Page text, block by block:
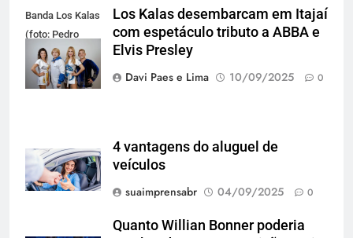
Banda Los Kalas
(foto: Pedro
Oliveira)
Los Kalas desembarcam em Itajaí
com espetáculo tributo a ABBA e
Elvis Presley
Davi Paes e Lima
10/09/2025 0
4 vantagens do aluguel de
veículos
suaimprensabr
04/09/2025 0
Quanto Willian Bonner poderia